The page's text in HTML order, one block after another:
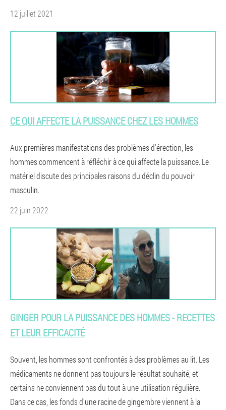
12 juillet 2021
CE QUI AFFECTE LA PUISSANCE CHEZ LES HOMMES
Aux premières manifestations des problèmes d'érection, les
hommes commencent à réfléchir à ce qui affecte la puissance. Le
matériel discute des principales raisons du déclin du pouvoir
masculin.
22 juin 2022
GINGER POUR LA PUISSANCE DES HOMMES - RECETTES
ET LEUR EFFICACITÉ
Souvent, les hommes sont confrontés à des problèmes au lit. Les
médicaments ne donnent pas toujours le résultat souhaité, et
certains ne conviennent pas du tout à une utilisation régulière.
Dans ce cas, les fonds d'une racine de gingembre viennent à la